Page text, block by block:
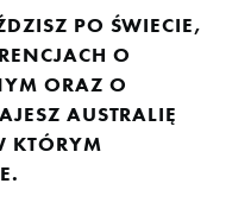
PO ŚWIECIE,
O
ORAZ O
AUSTRALIĘ
KTÓRYM